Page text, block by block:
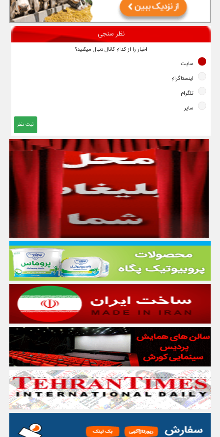
نظر سنجی
اخبار را از کدام کانال دنبال میکنید؟
سایت
اینستاگرام
تلگرام
سایر
ثبت نظر